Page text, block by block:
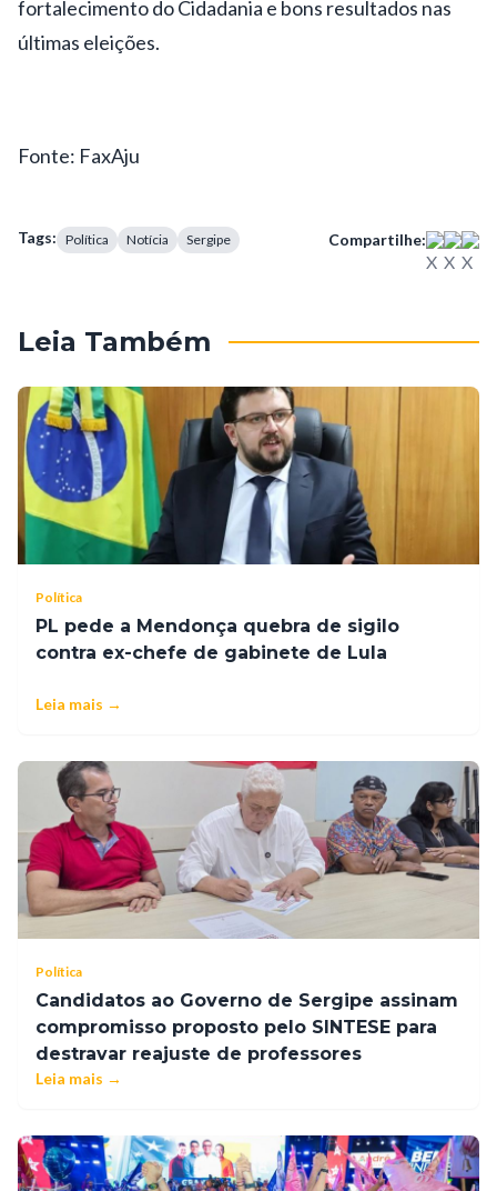
fortalecimento do Cidadania e bons resultados nas
últimas eleições.
Fonte: FaxAju
Tags: Política Notícia Sergipe Compartilhe:
Leia Também
Política
PL pede a Mendonça quebra de sigilo
contra ex-chefe de gabinete de Lula
Leia mais →
Política
Candidatos ao Governo de Sergipe assinam
compromisso proposto pelo SINTESE para
destravar reajuste de professores
Leia mais →